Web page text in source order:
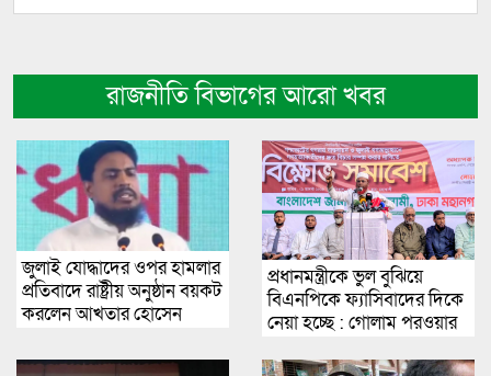
রাজনীতি বিভাগের আরো খবর
জুলাই যোদ্ধাদের ওপর হামলার
প্রতিবাদে রাষ্ট্রীয় অনুষ্ঠান বয়কট
করলেন আখতার হোসেন
প্রধানমন্ত্রীকে ভুল বুঝিয়ে
বিএনপিকে ফ্যাসিবাদের দিকে
নেয়া হচ্ছে : গোলাম পরওয়ার